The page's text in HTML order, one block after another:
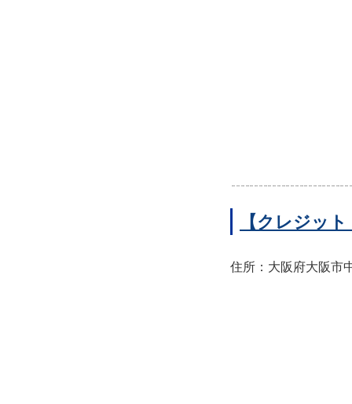
【クレジッ
住所：大阪府大阪市